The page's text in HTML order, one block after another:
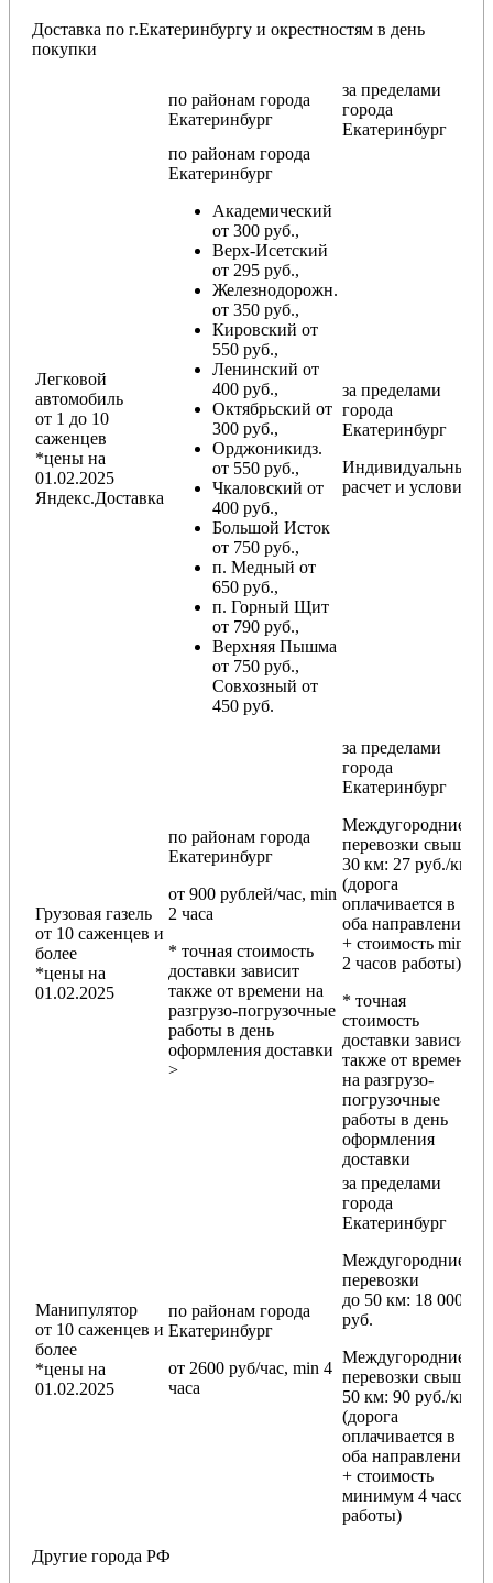
Доставка по г.Екатеринбургу и окрестностям в день
покупки
по районам города
Екатеринбург
за пределами
города
Екатеринбург
Легковой
автомобиль
от 1 до 10
саженцев
*цены на
01.02.2025
Яндекс.Доставка
по районам города
Екатеринбург
Академический
от 300 руб.,
Верх-Исетский
от 295 руб.,
Железнодорожн.
от 350 руб.,
Кировский от
550 руб.,
Ленинский от
400 руб.,
Октябрьский от
300 руб.,
Орджоникидз.
от 550 руб.,
Чкаловский от
400 руб.,
Большой Исток
от 750 руб.,
п. Медный от
650 руб.,
п. Горный Щит
от 790 руб.,
Верхняя Пышма
от 750 руб.,
Совхозный от
450 руб.
за пределами
города
Екатеринбург
Индивидуальный
расчет и условия
Грузовая газель
от 10 саженцев и
более
*цены на
01.02.2025
по районам города
Екатеринбург
от 900 рублей/час, min
2 часа
* точная стоимость
доставки зависит
также от времени на
разгрузо-погрузочные
работы в день
оформления доставки
>
за пределами
города
Екатеринбург
Междугородние
перевозки свыше
30 км: 27 руб./км
(дорога
оплачивается в
оба направления
+ стоимость min
2 часов работы)
* точная
стоимость
доставки зависит
также от времени
на разгрузо-
погрузочные
работы в день
оформления
доставки
Манипулятор
от 10 саженцев и
более
*цены на
01.02.2025
по районам города
Екатеринбург
от 2600 руб/час, min 4
часа
за пределами
города
Екатеринбург
Междугородние
перевозки
до 50 км: 18 000
руб.
Междугородние
перевозки свыше
50 км: 90 руб./км
(дорога
оплачивается в
оба направления
+ стоимость
минимум 4 часов
работы)
Другие города РФ